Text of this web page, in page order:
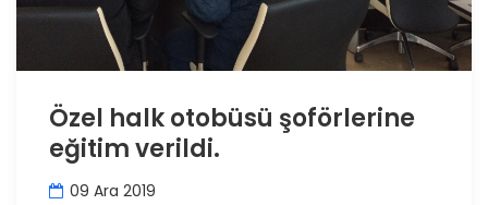
Özel halk otobüsü şoförlerine
eğitim verildi.
09 Ara 2019